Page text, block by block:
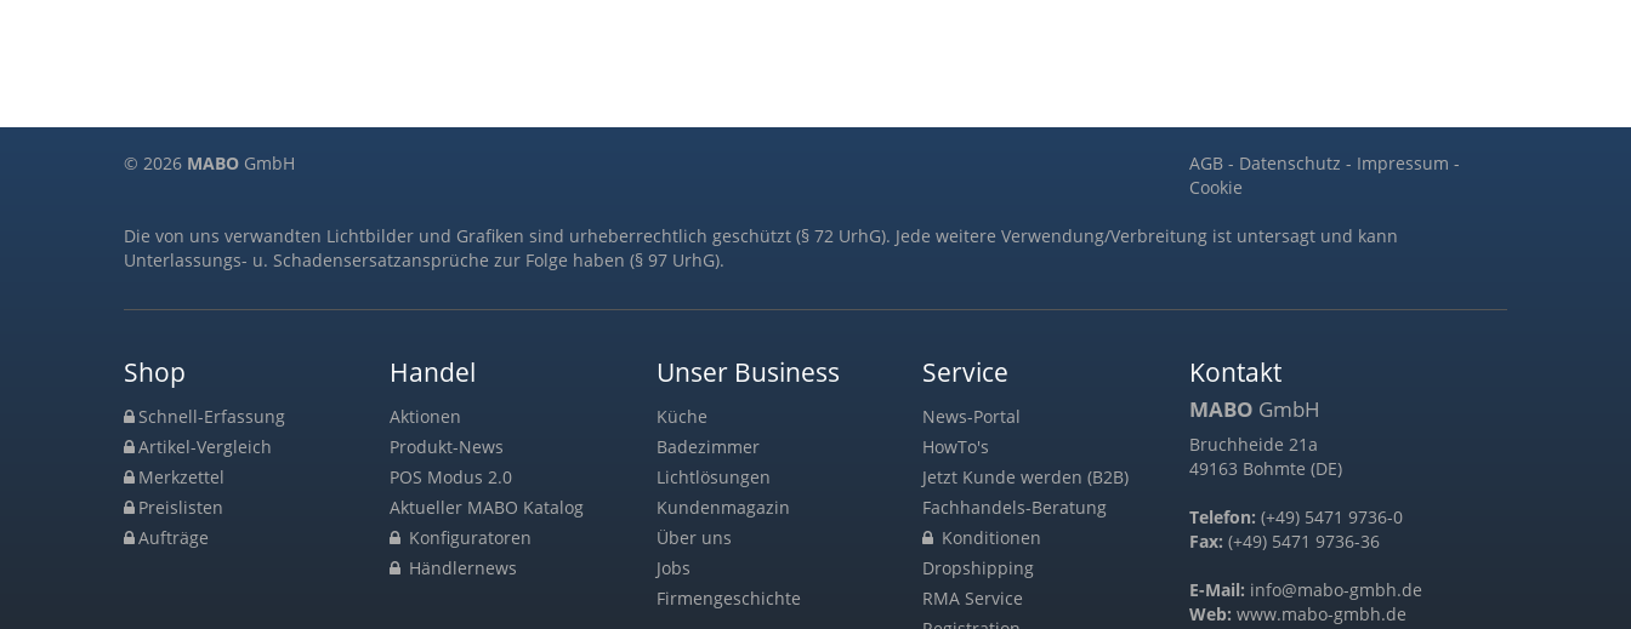
© 2026 MABO GmbH AGB- Datenschutz - Impressum -
Cookie
Die von uns verwandten Lichtbilder und Grafiken sind urheberrechtlich geschützt (§ 72 UrhG). Jede weitere Verwendung/Verbreitung ist untersagt und kann
Unterlassungs- u. Schadensersatzansprüche zur Folge haben (§ 97 UrhG).
Shop
Schnell-Erfassung
Artikel-Vergleich
Merkzettel
Preislisten
Aufträge
Handel
Aktionen
Produkt-News
POS Modus 2.0
Aktueller MABO Katalog
Konfiguratoren
Händlernews
Unser Business
Küche
Badezimmer
Lichtlösungen
Kundenmagazin
Über uns
Jobs
Firmengeschichte
Service
News-Portal
HowTo's
Jetzt Kunde werden (B2B)
Fachhandels-Beratung
Konditionen
Dropshipping
RMA Service
Kontakt
MABO GmbH
Bruchheide 21a
49163 Bohmte (DE)
Telefon: (+49) 5471 9736-0
Fax: (+49) 5471 9736-36
E-Mail: info@mabo-gmbh.de
Web: www.mabo-gmbh.de